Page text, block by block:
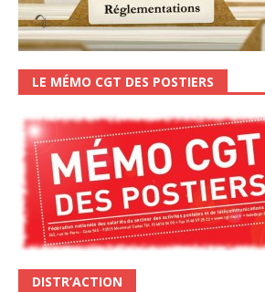
LE MÉMO CGT DES POSTIERS
DISTR’ACTION